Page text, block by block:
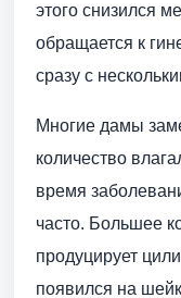
этого снизился
обращается к
сразу с
Многие дамы
количество
время
часто. Большее
продуцирует
появился на